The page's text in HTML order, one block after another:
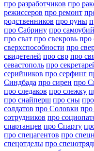
про разработчиков про
режиссеров про ремонт
родственников про руны
про Сабрину про
про сват про свекровь про
сверхспособности про
свидетелей про свр про
севастополь про
серийников про серфинг
Синдбада про сирен про
про следаков про слежку
про снайперш про сны
солдатов про Соловки
сотрудников про
спартанцев про Спарту
про спецагентов про
спецотделы про